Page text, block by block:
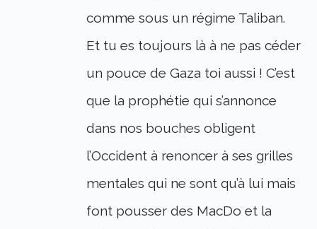
comme sous un régime Taliban.
Et tu es toujours là à ne pas céder
un pouce de Gaza toi aussi ! C’est
que la prophétie qui s’annonce
dans nos bouches obligent
l’Occident à renoncer à ses grilles
mentales qui ne sont qu’à lui mais
font pousser des MacDo et la